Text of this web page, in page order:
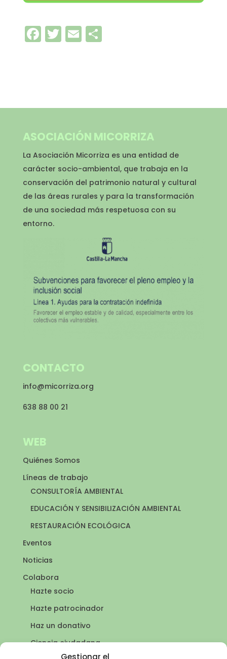
Gestionar el
Facebook
Twitter
EmailCompartir
ASOCIACIÓN MICORRIZA
La Asociación Micorriza es una entidad de
carácter socio-ambiental, que trabaja en la
conservación del patrimonio natural y cultural
de las áreas rurales y para la transformación
de una sociedad más respetuosa con su
entorno.
CONTACTO
info@micorriza.org
638 88 00 21
WEB
Quiénes Somos
Líneas de trabajo
CONSULTORÍA AMBIENTAL
EDUCACIÓN Y SENSIBILIZACIÓN AMBIENTAL
RESTAURACIÓN ECOLÓGICA
Eventos
Noticias
Colabora
Hazte socio
Hazte patrocinador
Haz un donativo
Ciencia ciudadana
Puntos de agua